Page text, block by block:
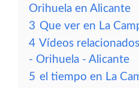
Orihuela en Alicante
3 Que ver en La
4 Vídeos
- Orihuela - Alicante
5 el tiempo en La